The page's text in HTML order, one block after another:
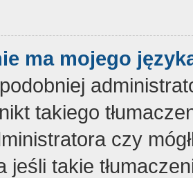
ma mojego
takiego
czy
jeśli takie